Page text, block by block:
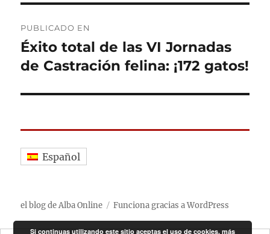
de
entradas
PUBLICADO EN
Éxito total de las VI Jornadas
de Castración felina: ¡172 gatos!
Español
el blog de Alba Online Funciona gracias a WordPress
Si continuas utilizando este sitio aceptas el uso de cookies.más